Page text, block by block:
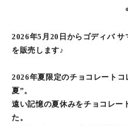
2026年5月20日からゴディバ
を販売します♪
2026年夏限定のチョコレート
夏”。
遠い記憶の夏休みをチョコレー
た。